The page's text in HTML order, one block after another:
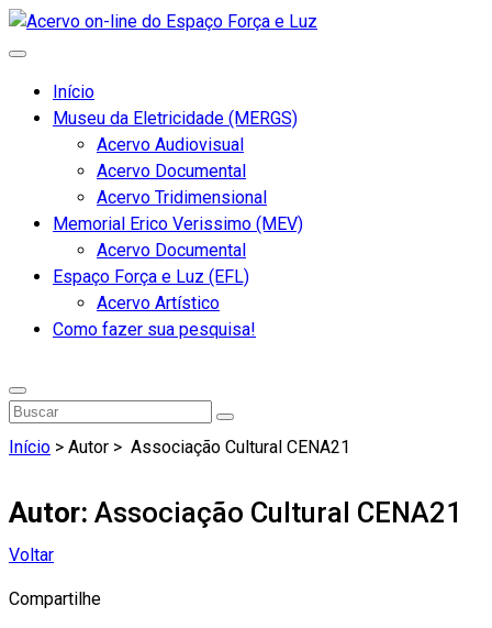
Início
Museu da Eletricidade (MERGS)
Acervo Audiovisual
Acervo Documental
Acervo Tridimensional
Memorial Erico Verissimo (MEV)
Acervo Documental
Espaço Força e Luz (EFL)
Acervo Artístico
Como fazer sua pesquisa!
Início > Autor > Associação Cultural CENA21
Autor: Associação Cultural CENA21
Voltar
Compartilhe